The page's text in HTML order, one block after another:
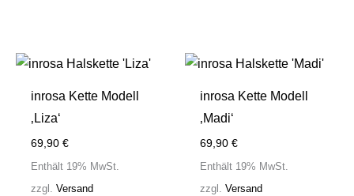
inrosa Kette Modell
‚Liza‘
69,90€
Enthält 19% MwSt.
zzgl.Versand
inrosa Kette Modell
‚Madi‘
69,90€
Enthält 19% MwSt.
zzgl.Versand